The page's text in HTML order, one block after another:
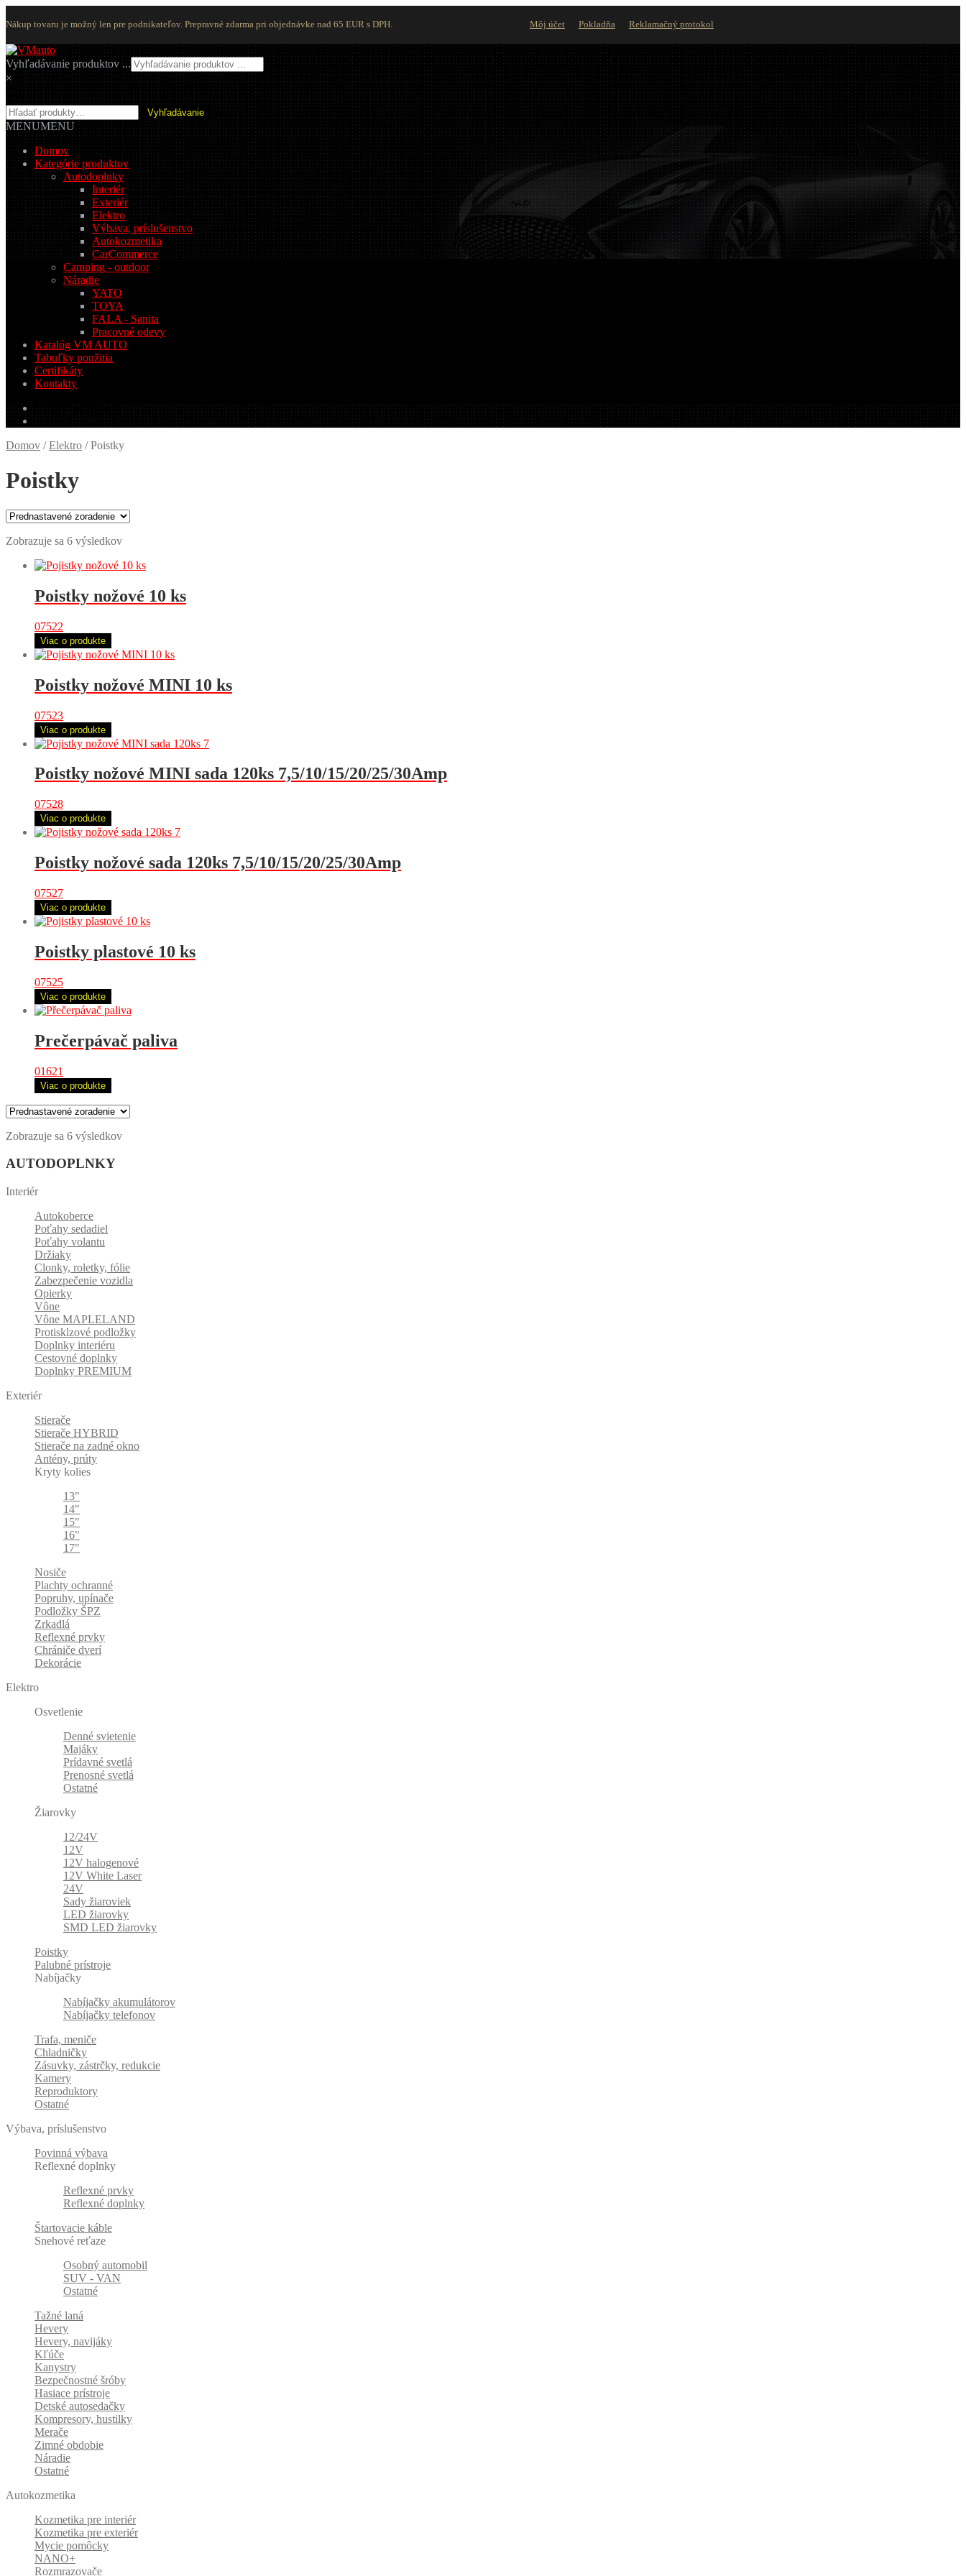
Nákup tovaru je možný len pre podnikateľov. Prepravné zdarma pri objednávke nad 65 EUR s DPH. Môj účet Pokladňa Reklamačný protokol
Preskočiť
na
navigáciu
Preskočiť
na
obsah
Vyhľadávanie produktov ...
×
Hľadať: Vyhľadávanie
MENUMENU
Domov
Kategórie produktov
Autodoplnky
Interiér
Exteriér
Elektro
Výbava, príslušenstvo
Autokozmetika
CarCommerce
Camping - outdoor
Náradie
YATO
TOYA
FALA - Sanita
Pracovné odevy
Katalóg VM AUTO
Tabuľky použitia
Certifikáty
Kontakty
0.00 € 0 produktov
Domov /Elektro /Poistky
Poistky
Zobrazuje sa 6 výsledkov
Poistky nožové 10 ks
07522
Viac o produkte
Poistky nožové MINI 10 ks
07523
Viac o produkte
Poistky nožové MINI sada 120ks 7,5/10/15/20/25/30Amp
07528
Viac o produkte
Poistky nožové sada 120ks 7,5/10/15/20/25/30Amp
07527
Viac o produkte
Poistky plastové 10 ks
07525
Viac o produkte
Prečerpávač paliva
01621
Viac o produkte
Zobrazuje sa 6 výsledkov
AUTODOPLNKY
Interiér
Autokoberce
Poťahy sedadiel
Poťahy volantu
Držiaky
Clonky, roletky, fólie
Zabezpečenie vozidla
Opierky
Vône
Vône MAPLELAND
Protisklzové podložky
Doplnky interiéru
Cestovné doplnky
Doplnky PREMIUM
Exteriér
Stierače
Stierače HYBRID
Stierače na zadné okno
Antény, prúty
Kryty kolies
13"
14"
15"
16"
17"
Nosiče
Plachty ochranné
Popruhy, upínače
Podložky ŠPZ
Zrkadlá
Reflexné prvky
Chrániče dverí
Dekorácie
Elektro
Osvetlenie
Denné svietenie
Majáky
Prídavné svetlá
Prenosné svetlá
Ostatné
Žiarovky
12/24V
12V
12V halogenové
12V White Laser
24V
Sady žiaroviek
LED žiarovky
SMD LED žiarovky
Poistky
Palubné prístroje
Nabíjačky
Nabíjačky akumulátorov
Nabíjačky telefonov
Trafa, meniče
Chladničky
Zásuvky, zástrčky, redukcie
Kamery
Reproduktory
Ostatné
Výbava, príslušenstvo
Povinná výbava
Reflexné doplnky
Reflexné prvky
Reflexné doplnky
Štartovacie káble
Snehové reťaze
Osobný automobil
SUV - VAN
Ostatné
Tažné laná
Hevery
Hevery, navijáky
Kľúče
Kanystry
Bezpečnostné šróby
Hasiace prístroje
Detské autosedačky
Kompresory, hustilky
Merače
Zimné obdobie
Náradie
Ostatné
Autokozmetika
Kozmetika pre interiér
Kozmetika pre exteriér
Mycie pomôcky
NANO+
Rozmrazovače